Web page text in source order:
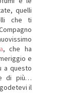
quelli
che ti
, che ha
e
a questo
di più…
il